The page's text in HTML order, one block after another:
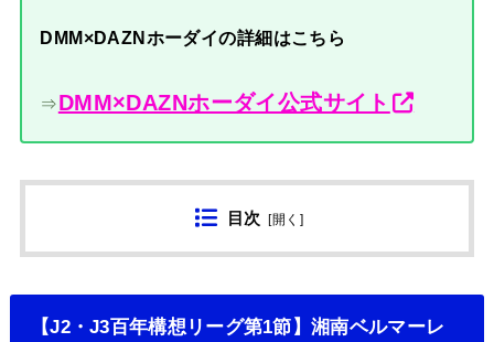
DMM×DAZNホーダイの詳細はこちら
⇒DMM×DAZNホーダイ公式サイト
目次 [開く ]
【J2・J3百年構想リーグ第1節】湘南ベルマーレ